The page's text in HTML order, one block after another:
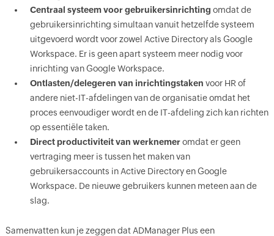
Centraal systeem voor gebruikersinrichting omdat de
gebruikersinrichting simultaan vanuit hetzelfde systeem
uitgevoerd wordt voor zowel Active Directory als Google
Workspace. Er is geen apart systeem meer nodig voor
inrichting van Google Workspace.
Ontlasten/delegeren van inrichtingstaken voor HR of
andere niet-IT-afdelingen van de organisatie omdat het
proces eenvoudiger wordt en de IT-afdeling zich kan richten
op essentiële taken.
Direct productiviteit van werknemeromdat er geen
vertraging meer is tussen het maken van
gebruikersaccounts in Active Directory en Google
Workspace. De nieuwe gebruikers kunnen meteen aan de
slag.
Samenvatten kun je zeggen dat ADManager Plus een